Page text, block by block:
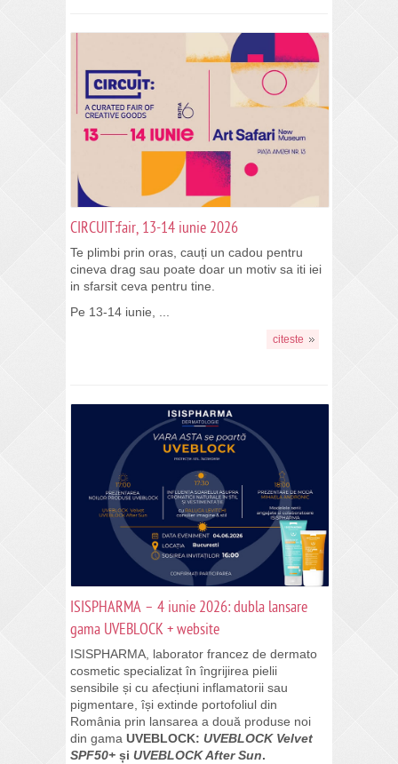
CIRCUIT:fair, 13-14 iunie 2026
Te plimbi prin oras, cauți un cadou pentru
cineva drag sau poate doar un motiv sa iti iei
in sfarsit ceva pentru tine.
Pe 13-14 iunie, ...
citeste
ISISPHARMA – 4 iunie 2026: dubla lansare
gama UVEBLOCK + website
ISISPHARMA, laborator francez de dermato
cosmetic specializat în îngrijirea pielii
sensibile și cu afecțiuni inflamatorii sau
pigmentare, își extinde portofoliul din
România prin lansarea a două produse noi
din gama UVEBLOCK: UVEBLOCK Velvet
SPF50+ și UVEBLOCK After Sun.